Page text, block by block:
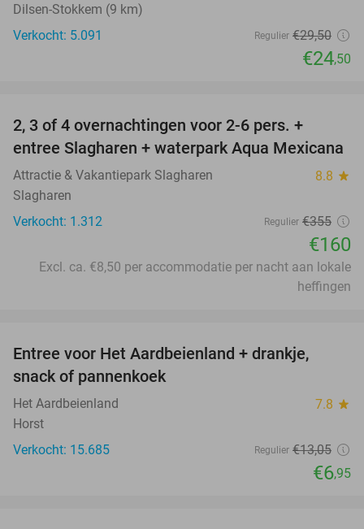
Dilsen-Stokkem (9 km)
Verkocht: 5.091
Regulier €29,50
€24,50
2, 3 of 4 overnachtingen voor 2-6 pers. +
entree Slagharen + waterpark Aqua Mexicana
Attractie & Vakantiepark Slagharen 8.8 star
Slagharen
Verkocht: 1.312
Regulier €355
€160
Excl. ca. €8,50 per accommodatie per nacht aan lokale
heffingen
Entree voor Het Aardbeienland + drankje,
snack of pannenkoek
Het Aardbeienland 7.8 star
Horst
Verkocht: 15.685
Regulier €13,05
€6,95